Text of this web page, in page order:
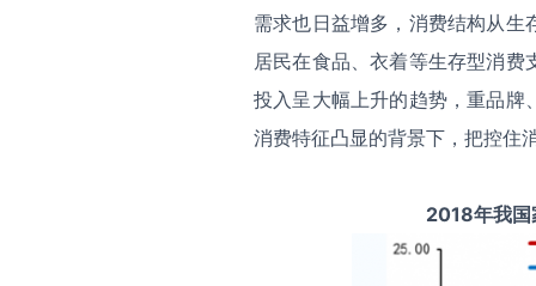
需求也日益增多，消费结构从生
居民在食品、衣着等生存型消
投入呈大幅上升的趋势，重品牌
消费特征凸显的背景下，把控住
2018年我国